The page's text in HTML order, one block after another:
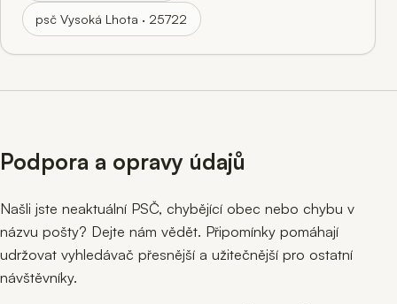
psč Vysoká Lhota · 25722
Podpora a opravy údajů
Našli jste neaktuální PSČ, chybějící obec nebo chybu v
názvu pošty? Dejte nám vědět. Připomínky pomáhají
udržovat vyhledávač přesnější a užitečnější pro ostatní
návštěvníky.